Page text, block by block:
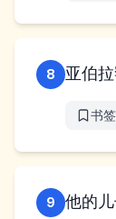
8 亚伯
书签
9 他的